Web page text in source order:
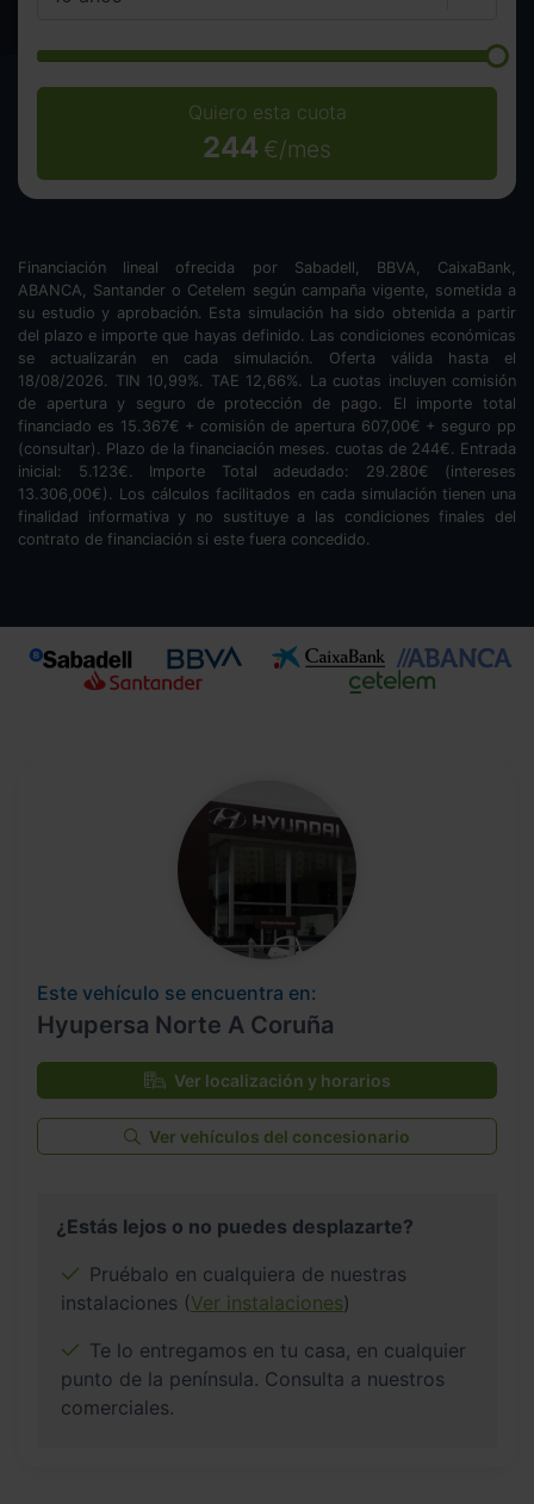
Quiero esta cuota
244 €/mes
Financiación lineal ofrecida por Sabadell, BBVA, CaixaBank,
ABANCA, Santander o Cetelem según campaña vigente, sometida a
su estudio y aprobación. Esta simulación ha sido obtenida a partir
del plazo e importe que hayas definido. Las condiciones económicas
se actualizarán en cada simulación. Oferta válida hasta el
18/08/2026. TIN 10,99%. TAE 12,66%. La cuotas incluyen comisión
de apertura y seguro de protección de pago. El importe total
financiado es 15.367€ + comisión de apertura 607,00€ + seguro pp
(consultar). Plazo de la financiación meses. cuotas de 244€. Entrada
inicial: 5.123€. Importe Total adeudado: 29.280€ (intereses
13.306,00€). Los cálculos facilitados en cada simulación tienen una
finalidad informativa y no sustituye a las condiciones finales del
contrato de financiación si este fuera concedido.
Este vehículo se encuentra en:
Hyupersa Norte A Coruña
Ver localización y horarios
Ver vehículos del concesionario
¿Estás lejos o no puedes desplazarte?
Pruébalo en cualquiera de nuestras
instalaciones (Ver instalaciones)
Te lo entregamos en tu casa, en cualquier
punto de la península. Consulta a nuestros
comerciales.